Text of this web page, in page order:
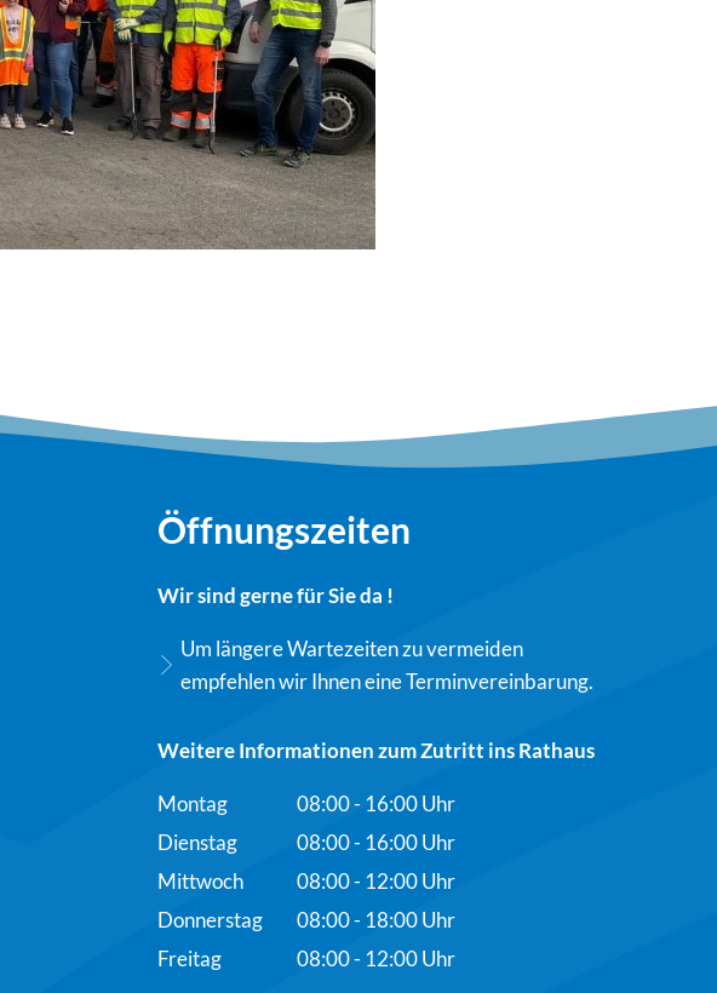
Öffnungszeiten
Wir sind gerne für Sie da !
Um längere Wartezeiten zu vermeiden
empfehlen wir Ihnen eine Terminvereinbarung.
Weitere Informationen zum Zutritt ins Rathaus
Montag 08:00- 16:00Uhr
Von 08:00 bis 16:00 Uhr
Dienstag 08:00- 16:00Uhr
Von 08:00 bis 16:00 Uhr
Mittwoch 08:00- 12:00Uhr
Von 08:00 bis 12:00 Uhr
Donnerstag 08:00- 18:00Uhr
Von 08:00 bis 18:00 Uhr
Freitag 08:00- 12:00Uhr